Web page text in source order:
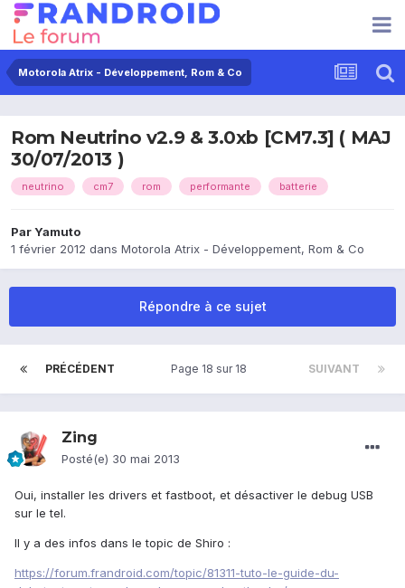
Motorola Atrix - Développement, Rom & Co
Rom Neutrino v2.9 & 3.0xb [CM7.3] ( MAJ
30/07/2013 )
neutrino cm7 rom performante batterie
ParYamuto
1 février 2012 dans Motorola Atrix - Développement, Rom & Co
Répondre à ce sujet
PRÉCÉDENT SUIVANT
Page 18 sur 18
Zing
Posté(e) 30 mai 2013
Oui, installer les drivers et fastboot, et désactiver le debug USB
sur le tel.
Il y a des infos dans le topic de Shiro :
https://forum.frandroid.com/topic/81311-tuto-le-guide-du-